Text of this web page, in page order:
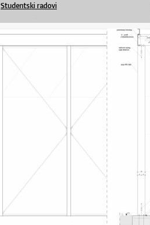
Studentski radovi